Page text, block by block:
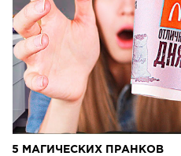
5 МАГИЧЕСКИХ ПРАНКОВ